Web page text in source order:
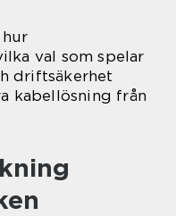
val som spelar
driftsäkerhet
kabellösning från